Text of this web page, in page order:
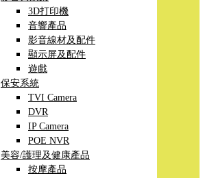
3D打印機
音響產品
影音線材及配件
顯示屏及配件
遊戲
保安系統
TVI Camera
DVR
IP Camera
POE NVR
美容/護理及健康產品
按摩產品